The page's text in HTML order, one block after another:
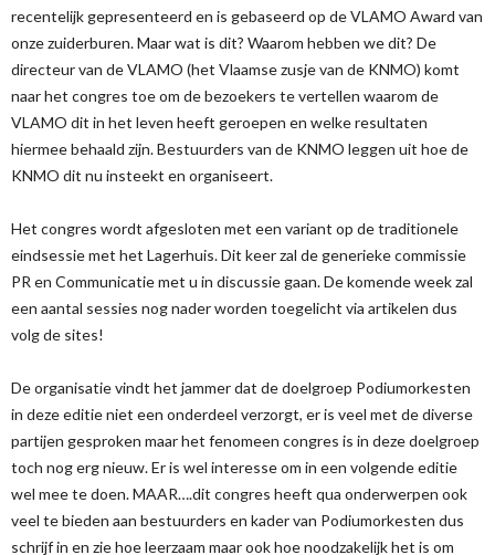
recentelijk gepresenteerd en is gebaseerd op de VLAMO Award van
onze zuiderburen. Maar wat is dit? Waarom hebben we dit? De
directeur van de VLAMO (het Vlaamse zusje van de KNMO) komt
naar het congres toe om de bezoekers te vertellen waarom de
VLAMO dit in het leven heeft geroepen en welke resultaten
hiermee behaald zijn. Bestuurders van de KNMO leggen uit hoe de
KNMO dit nu insteekt en organiseert.
Het congres wordt afgesloten met een variant op de traditionele
eindsessie met het Lagerhuis. Dit keer zal de generieke commissie
PR en Communicatie met u in discussie gaan. De komende week zal
een aantal sessies nog nader worden toegelicht via artikelen dus
volg de sites!
De organisatie vindt het jammer dat de doelgroep Podiumorkesten
in deze editie niet een onderdeel verzorgt, er is veel met de diverse
partijen gesproken maar het fenomeen congres is in deze doelgroep
toch nog erg nieuw. Er is wel interesse om in een volgende editie
wel mee te doen. MAAR….dit congres heeft qua onderwerpen ook
veel te bieden aan bestuurders en kader van Podiumorkesten dus
schrijf in en zie hoe leerzaam maar ook hoe noodzakelijk het is om